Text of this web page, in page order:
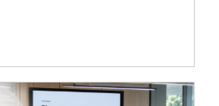
Llegir-ne més